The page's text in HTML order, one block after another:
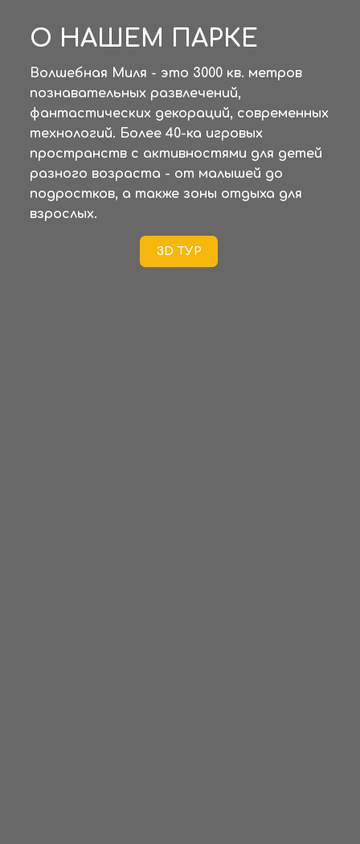
О НАШЕМ ПАРКЕ
Волшебная Миля - это 3000 кв. метров
познавательных развлечений,
фантастических декораций, современных
технологий. Более 40-ка игровых
пространств с активностями для детей
разного возраста - от малышей до
подростков, а также зоны отдыха для
взрослых.
3D ТУР